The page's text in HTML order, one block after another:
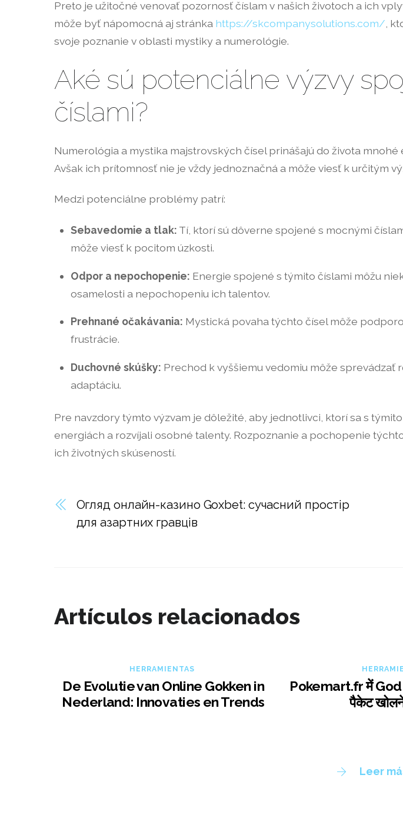
Preto je užitočné venovať pozornosť číslam v našich životoch a ich
môže byť nápomocná aj stránka https://skcompanysolutions.com/ ,
svoje poznanie v oblasti mystiky a numerológie.
Aké sú potenciálne výzvy
číslami?
Numerológia a mystika majstrovských čísel prinášajú do života
Avšak ich prítomnosť nie je vždy jednoznačná a môže viesť k určitým
Medzi potenciálne problémy patrí:
Sebavedomie a tlak: Tí, ktorí sú dôverne spojené s mocnými
môže viesť k pocitom úzkosti.
Odpor a nepochopenie: Energie spojené s týmito číslami môžu
osamelosti a nepochopeniu ich talentov.
Prehnané očakávania: Mystická povaha týchto čísel môže
frustrácie.
Duchovné skúšky: Prechod k vyššiemu vedomiu môže sprevádzať
adaptáciu.
Pre navzdory týmto výzvam je dôležité, aby jednotlivci, ktorí sa s
energiách a rozvíjali osobné talenty. Rozpoznanie a pochopenie
ich životných skúseností.
Огляд онлайн-казино Goxbet: сучасний простір
для азартних гравців
Artículos relacionados
HERRAMIENTAS
De Evolutie van Online Gokken in
Nederland: Innovaties en Trends
Pokemart.fr में God
पैकेट
Leer